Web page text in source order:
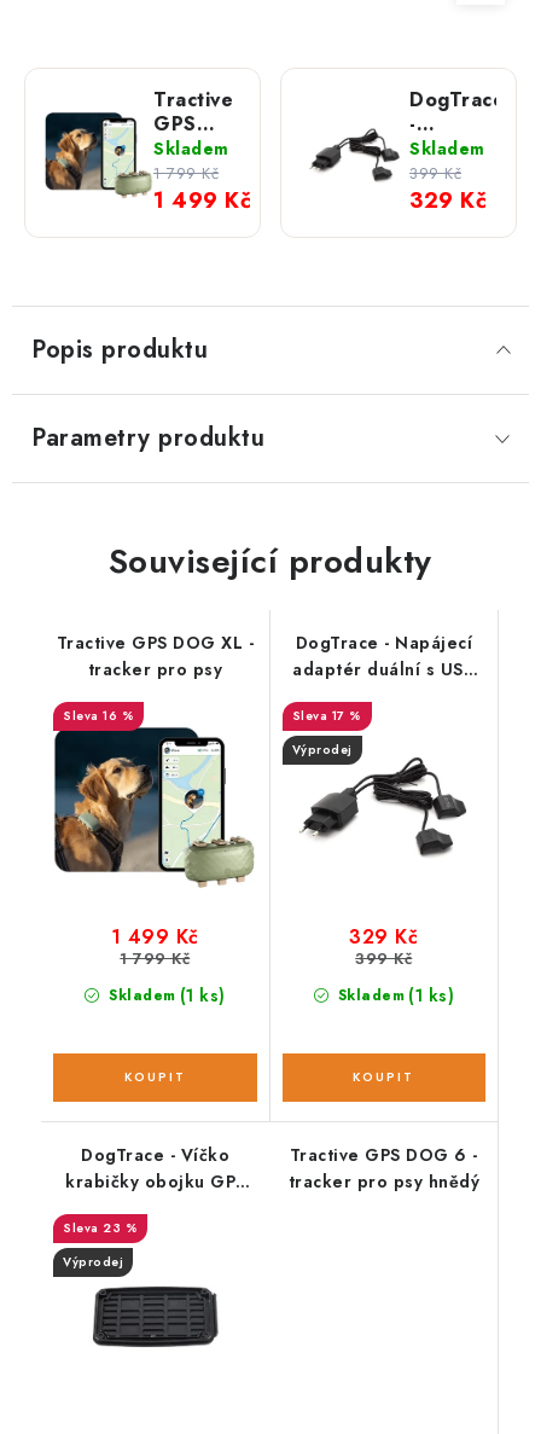
Tractive
GPS
DOG XL
- tracker
pro psy
Skladem
1 499 Kč
1 799 Kč
DogTrace
-
Napájecí
adaptér
duální s
kabely a
Skladem
329 Kč
399 Kč
Popis produktu
Parametry produktu
Související produkty
Tractive GPS DOG XL -
tracker pro psy
16 %
Skladem (1 ks)
1 499 Kč
1 799 Kč
DogTrace - Napájecí
adaptér duální s USB
kabely a klipsy DOG
GPS
17 %
Výprodej
Skladem (1 ks)
329 Kč
399 Kč
DogTrace - Víčko
krabičky obojku GPS
23 %
Výprodej
Tractive GPS DOG 6 -
tracker pro psy hnědý